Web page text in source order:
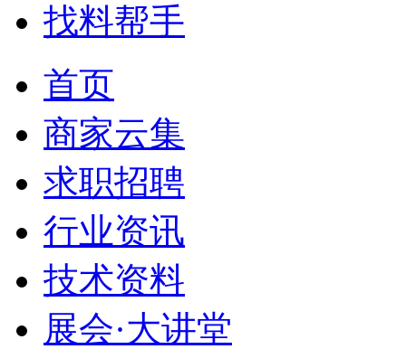
找料帮手
首页
商家云集
求职招聘
行业资讯
技术资料
展会·大讲堂